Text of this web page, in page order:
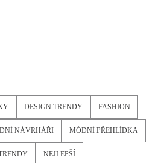
DESIGN TRENDY FASHION
NÁVRHÁŘI MÓDNÍ PŘEHLÍDKA
NEJLEPŠÍ